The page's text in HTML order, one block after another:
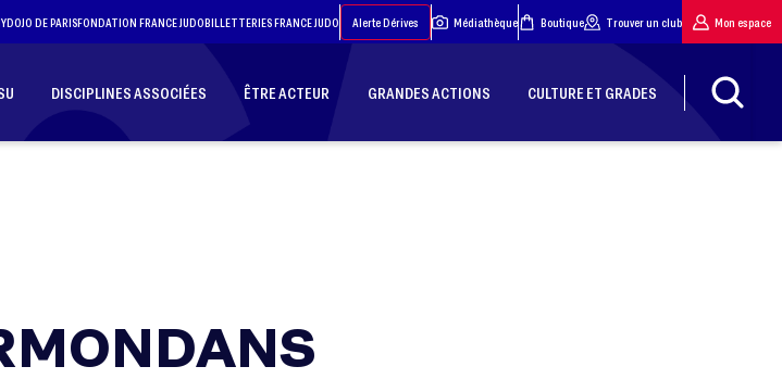
DOJO DE PARISFONDATION FRANCE JUDOBILLETTERIES FRANCE JUDO Alerte Dérives Médiathèque Boutique Trouver un club Mon espace
DISCIPLINES ASSOCIÉES ÊTRE ACTEUR GRANDES ACTIONS CULTURE ET GRADES